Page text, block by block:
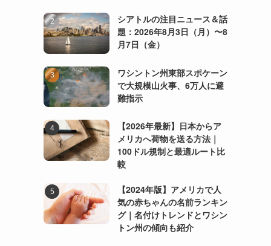
シアトルの注目ニュース＆話
題：2026年8月3日（月）〜8
月7日（金）
ワシントン州東部スポケーン
で大規模山火事、6万人に避
難指示
【2026年最新】日本からア
メリカへ荷物を送る方法｜
100ドル規制と最適ルート比
較
【2024年版】アメリカで人
気の赤ちゃんの名前ランキン
グ｜名付けトレンドとワシン
トン州の傾向も紹介